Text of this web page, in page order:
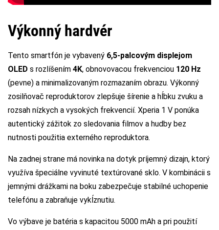
Výkonný hardvér
Tento smartfón je vybavený 6,5-palcovým displejom
OLED s rozlíšením 4K, obnovovacou frekvenciou 120 Hz
(pevne) a minimalizovaným rozmazaním obrazu. Výkonný
zosilňovač reproduktorov zlepšuje šírenie a hĺbku zvuku a
rozsah nízkych a vysokých frekvencií. Xperia 1 V ponúka
autentický zážitok zo sledovania filmov a hudby bez
nutnosti použitia externého reproduktora.
Na zadnej strane má novinka na dotyk príjemný dizajn, ktorý
využíva špeciálne vyvinuté textúrované sklo. V kombinácii s
jemnými drážkami na boku zabezpečuje stabilné uchopenie
telefónu a zabraňuje vykĺznutiu.
Vo výbave je batéria s kapacitou 5000 mAh a pri použití